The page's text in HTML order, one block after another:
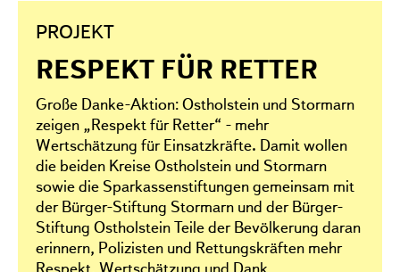
PROJEKT
RESPEKT FÜR RETTER
Große Danke-Aktion: Ostholstein und Stormarn
zeigen „Respekt für Retter“ - mehr
Wertschätzung für Einsatzkräfte. Damit wollen
die beiden Kreise Ostholstein und Stormarn
sowie die Sparkassenstiftungen gemeinsam mit
der Bürger-Stiftung Stormarn und der Bürger-
Stiftung Ostholstein Teile der Bevölkerung daran
erinnern, Polizisten und Rettungskräften mehr
Respekt, Wertschätzung und Dank